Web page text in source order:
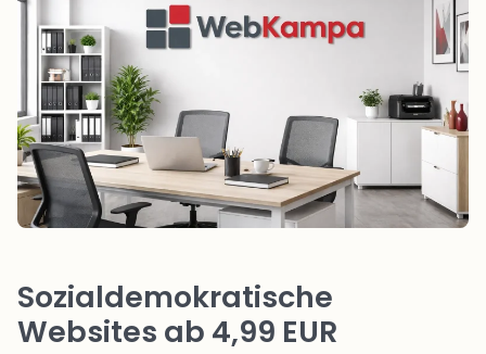
Sozialdemokratische
Websites ab 4,99 EUR